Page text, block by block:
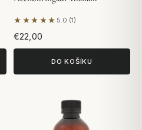
★★★★★ 5.0 (1)
Na základě 1 hodnocení
€22,00
DO KOŠÍKU